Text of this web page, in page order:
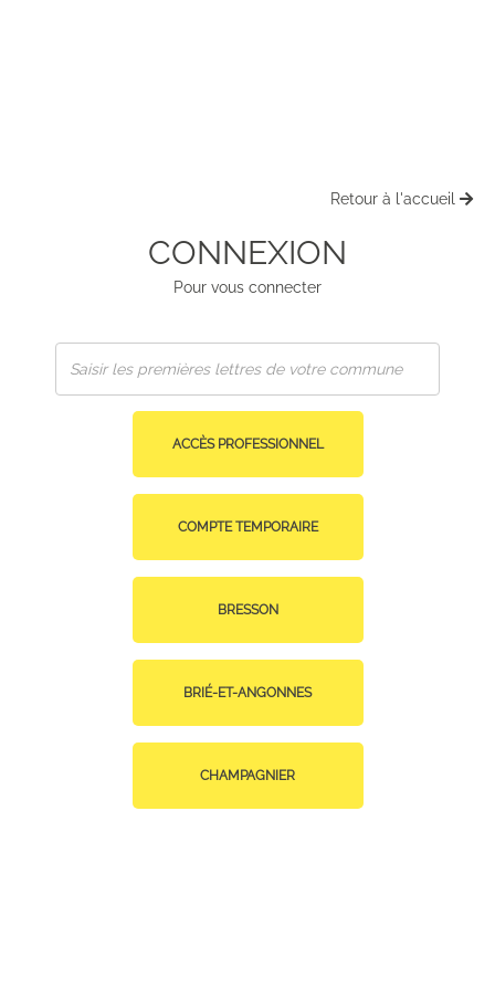
Retour à l'accueil
CONNEXION
Pour vous connecter
ACCÈS PROFESSIONNEL
COMPTE TEMPORAIRE
BRESSON
BRIÉ-ET-ANGONNES
CHAMPAGNIER